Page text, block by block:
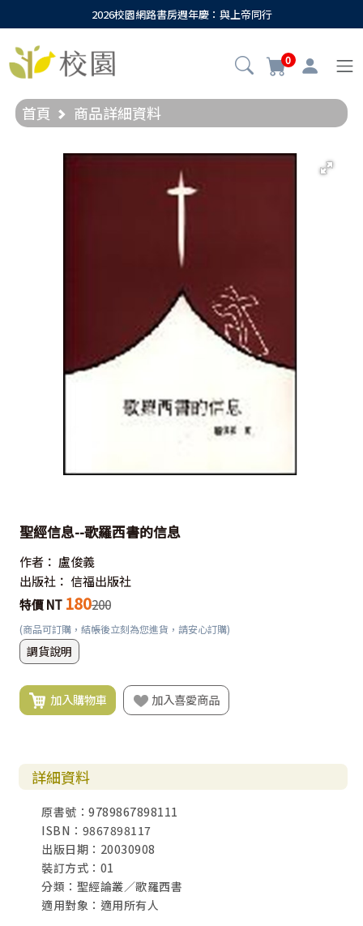
2026校園網路書房週年慶：與上帝同行
0
首頁 商品詳細資料
聖經信息--歌羅西書的信息
作者： 盧俊義
出版社： 信福出版社
特價 NT 180200
(商品可訂購，結帳後立刻為您進貨，請安心訂購)
調貨說明
加入購物車 加入喜愛商品
詳細資料
原書號：9789867898111
ISBN：9867898117
出版日期：20030908
裝訂方式：01
分類：聖經論叢／歌羅西書
適用對象：適用所有人